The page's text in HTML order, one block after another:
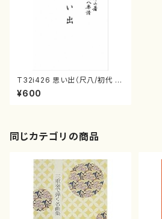
T32i426 思い出（尺八/初代 中
村双葉/楽譜）都山流公刊楽譜曲
番:2131
¥600
同じカテゴリの商品